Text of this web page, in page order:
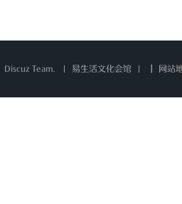
Discuz Team. 易生活文化会馆 网站